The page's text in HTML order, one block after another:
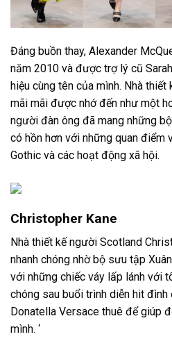
Đáng buồn thay, Alexander
năm 2010 và được trợ lý cũ
hiệu cùng tên của mình. Nhà
mãi mãi được nhớ đến như một
người đàn ông đã mang những
có hồn hơn với những quan điểm
Gothic và các hoạt động xã hội.
Christopher Kane
Nhà thiết kế người Scotland
nhanh chóng nhờ bộ sưu tập
với những chiếc váy lấp lánh với
chóng sau buổi trình diễn hit
Donatella Versace thuê để giúp
mình. ‘